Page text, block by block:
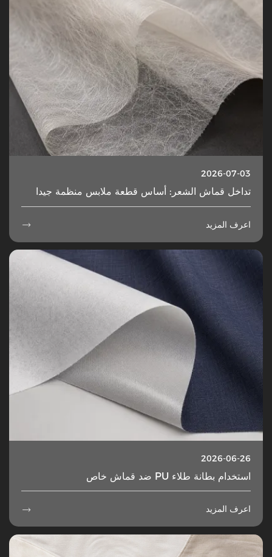
2026-07-03
تداخل قماش الشعر: أساس قطعة ملابس منظمة جيدا
اعرف المزيد 
2026-06-26
استخدام بطانة طلاء PU ضد قماش خاص
اعرف المزيد 